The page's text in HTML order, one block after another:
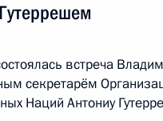
встреча
секретарём
Наций Антониу